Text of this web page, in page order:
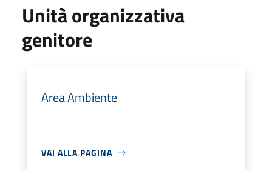
Unità organizzativa
genitore
Area Ambiente
VAI ALLA PAGINA